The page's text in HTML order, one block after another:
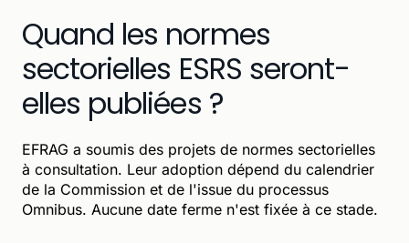
Quand les normes
sectorielles ESRS seront-
elles publiées ?
EFRAG a soumis des projets de normes sectorielles
à consultation. Leur adoption dépend du calendrier
de la Commission et de l'issue du processus
Omnibus. Aucune date ferme n'est fixée à ce stade.